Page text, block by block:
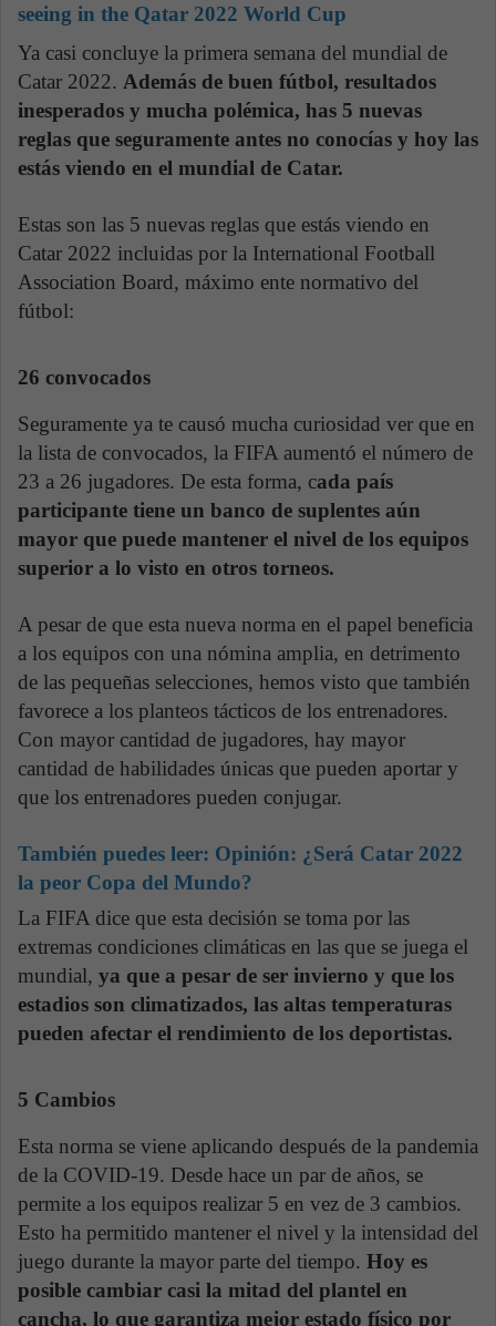
seeing in the Qatar 2022 World Cup
Ya casi concluye la primera semana del mundial de
Catar 2022. Además de buen fútbol, resultados
inesperados y mucha polémica, has 5 nuevas
reglas que seguramente antes no conocías y hoy las
estás viendo en el mundial de Catar.
Estas son las 5 nuevas reglas que estás viendo en
Catar 2022 incluidas por la International Football
Association Board, máximo ente normativo del
fútbol:
26 convocados
Seguramente ya te causó mucha curiosidad ver que en
la lista de convocados, la FIFA aumentó el número de
23 a 26 jugadores. De esta forma, cada país
participante tiene un banco de suplentes aún
mayor que puede mantener el nivel de los equipos
superior a lo visto en otros torneos.
A pesar de que esta nueva norma en el papel beneficia
a los equipos con una nómina amplia, en detrimento
de las pequeñas selecciones, hemos visto que también
favorece a los planteos tácticos de los entrenadores.
Con mayor cantidad de jugadores, hay mayor
cantidad de habilidades únicas que pueden aportar y
que los entrenadores pueden conjugar.
También puedes leer: Opinión: ¿Será Catar 2022
la peor Copa del Mundo?
La FIFA dice que esta decisión se toma por las
extremas condiciones climáticas en las que se juega el
mundial, ya que a pesar de ser invierno y que los
estadios son climatizados, las altas temperaturas
pueden afectar el rendimiento de los deportistas.
5 Cambios
Esta norma se viene aplicando después de la pandemia
de la COVID-19. Desde hace un par de años, se
permite a los equipos realizar 5 en vez de 3 cambios.
Esto ha permitido mantener el nivel y la intensidad del
juego durante la mayor parte del tiempo. Hoy es
posible cambiar casi la mitad del plantel en
cancha, lo que garantiza mejor estado físico por